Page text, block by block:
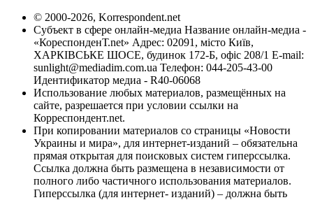
© 2000-2026, Korrespondent.net
Субъект в сфере онлайн-медиа Название онлайн-медиа -
«КореспонденТ.net» Адрес: 02091, місто Київ,
ХАРКІВСЬКЕ ШОСЕ, будинок 172-Б, офіс 208/1 E-mail:
sunlight@mediadim.com.ua Телефон: 044-205-43-00
Идентификатор медиа - R40-06068
Использование любых материалов, размещённых на
сайте, разрешается при условии ссылки на
Корреспондент.net.
При копировании материалов со страницы «Новости
Украины и мира», для интернет-изданий – обязательна
прямая открытая для поисковых систем гиперссылка.
Ссылка должна быть размещена в независимости от
полного либо частичного использования материалов.
Гиперссылка (для интернет- изданий) – должна быть